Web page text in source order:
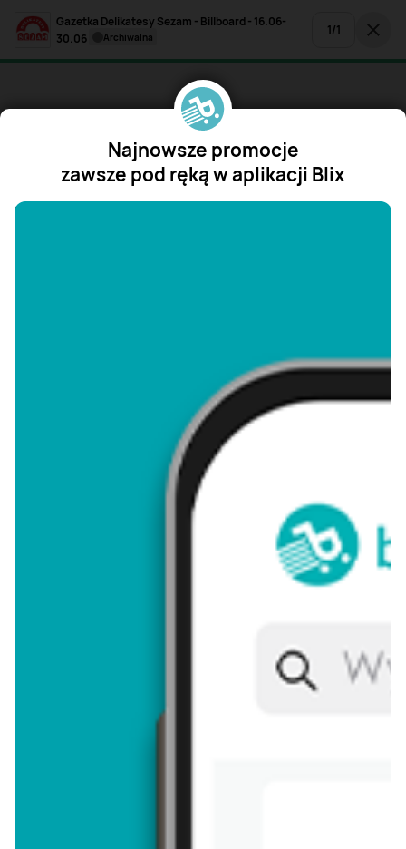
Gazetka Delikatesy Sezam - Billboard - 16.06-
30.06
archiwalna 1/1
Najnowsze promocje
zawsze pod ręką w aplikacji Blix
"/>